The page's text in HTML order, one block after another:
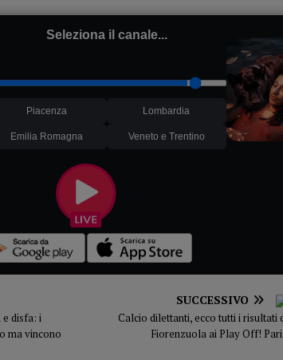
Seleziona il canale...
Piacenza Lombardia
Emilia Romagna Veneto e Trentino
e disfa: i
ma vincono
SUCCESSIVO
Calcio dilettanti, ecco tutti i risultati
Fiorenzuola ai Play Off!